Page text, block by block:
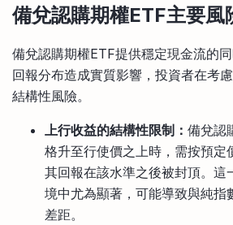
備兌認購期權ETF主要風
備兌認購期權ETF提供穩定現金流的
回報分布造成實質影響，投資者在考
結構性風險。
上行收益的結構性限制： 備兌認
格升至行使價之上時，需按預定
其回報在該水準之後被封頂。這
境中尤為顯著，可能導致與純指
差距。